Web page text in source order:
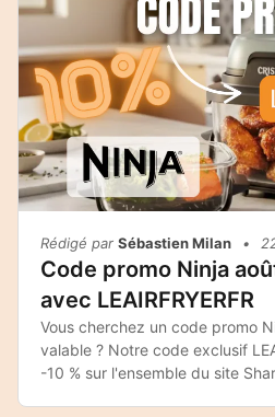
Rédigé par Sébastien Milan •
Code promo Ninja
avec LEAIRFRYERFR
Vous cherchez un code promo
valable ? Notre code exclusif
-10 % sur l'ensemble du site